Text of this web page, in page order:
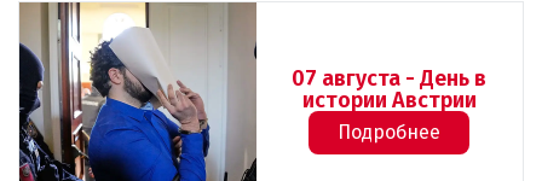
07 августа - День в
истории Австрии
Подробнее